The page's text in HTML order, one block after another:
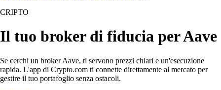
CRIPTO
Il tuo broker di fiducia per Aave
Se cerchi un broker Aave, ti servono prezzi chiari e un'esecuzione
rapida. L'app di Crypto.com ti connette direttamente al mercato per
gestire il tuo portafoglio senza ostacoli.